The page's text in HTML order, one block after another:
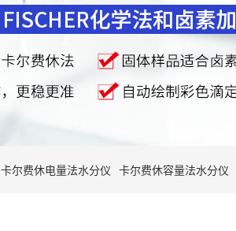
卡尔费休电量法水分仪 卡尔费休容量法水分仪